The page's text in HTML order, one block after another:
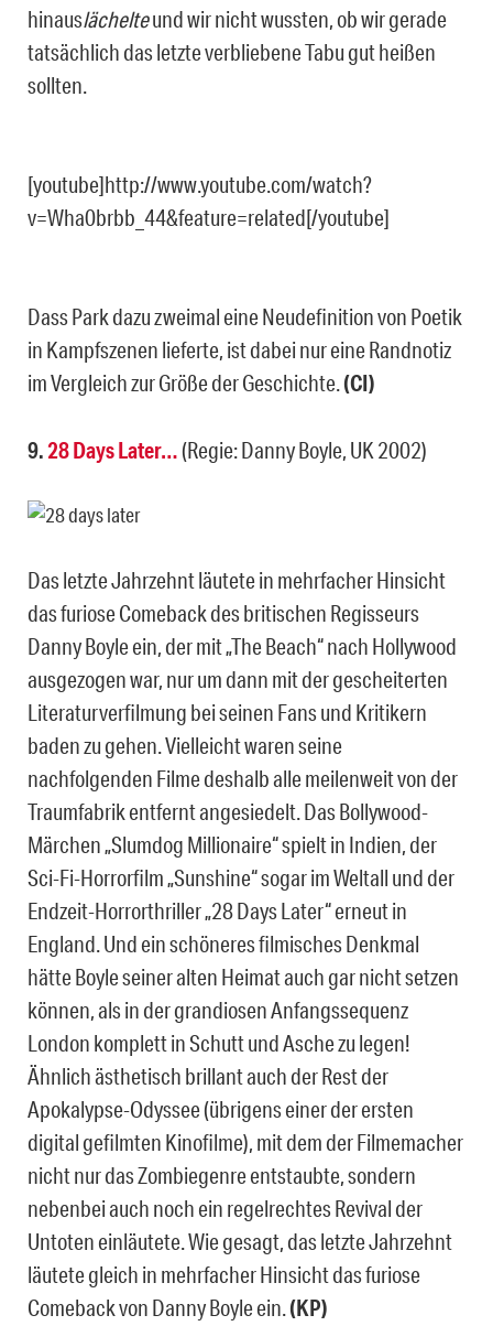
hinauslächelteund wir nicht wussten, ob wir gerade
tatsächlich das letzte verbliebene Tabu gut heißen
sollten.
[youtube]http://www.youtube.com/watch?
v=Wha0brbb_44&feature=related[/youtube]
Dass Park dazu zweimal eine Neudefinition von Poetik
in Kampfszenen lieferte, ist dabei nur eine Randnotiz
im Vergleich zur Größe der Geschichte.(CI)
9.28 Days Later…(Regie: Danny Boyle, UK 2002)
Das letzte Jahrzehnt läutete in mehrfacher Hinsicht
das furiose Comeback des britischen Regisseurs
Danny Boyle ein, der mit „The Beach“ nach Hollywood
ausgezogen war, nur um dann mit dergescheiterten
Literaturverfilmung bei seinen Fans und Kritikern
baden zu gehen. Vielleicht waren seine
nachfolgenden Filme deshalb alle meilenweit von der
Traumfabrik entfernt angesiedelt. Das Bollywood-
Märchen „Slumdog Millionaire“ spielt in Indien, der
Sci-Fi-Horrorfilm „Sunshine“ sogar im Weltall und der
Endzeit-Horrorthriller „28 Days Later“ erneut in
England. Und ein schöneres filmisches Denkmal
hätte Boyle seiner alten Heimat auch gar nicht setzen
können, als in der grandiosen Anfangssequenz
London komplett in Schutt und Asche zu legen!
Ähnlich ästhetisch brillant auch der Rest der
Apokalypse-Odyssee (übrigens einer der ersten
digital gefilmten Kinofilme), mit dem der Filmemacher
nicht nur das Zombiegenre entstaubte, sondern
nebenbei auch noch ein regelrechtes Revival der
Untoten einläutete. Wie gesagt, das letzte Jahrzehnt
läutete gleich in mehrfacher Hinsicht das furiose
Comeback von Danny Boyle ein.(KP)